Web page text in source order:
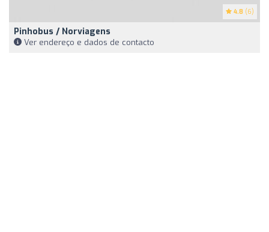
4.8 (6)
Pinhobus / Norviagens
Ver endereço e dados de contacto